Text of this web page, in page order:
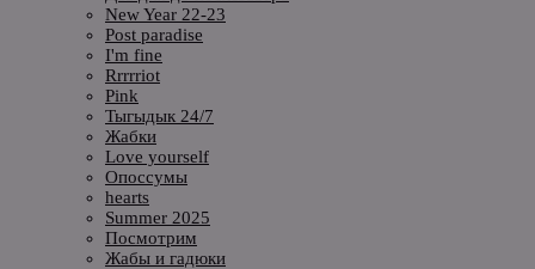
New Year 22-23
Post paradise
I'm fine
Rrrrriot
Pink
Тыгыдык 24/7
Жабки
Love yourself
Опоссумы
hearts
Summer 2025
Посмотрим
Жабы и гадюки